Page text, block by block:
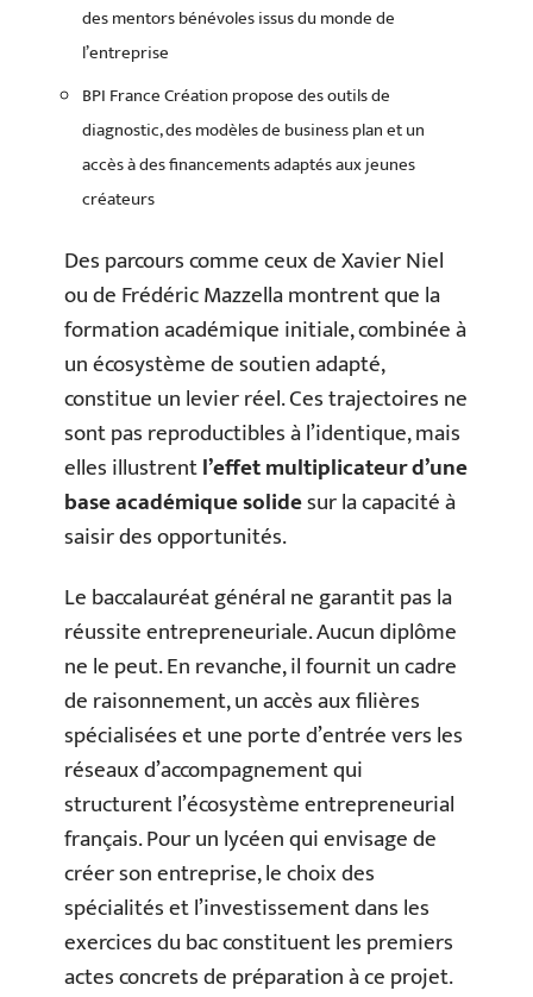
des mentors bénévoles issus du monde de
l’entreprise
BPI France Création propose des outils de
diagnostic, des modèles de business plan et un
accès à des financements adaptés aux jeunes
créateurs
Des parcours comme ceux de Xavier Niel
ou de Frédéric Mazzella montrent que la
formation académique initiale, combinée à
un écosystème de soutien adapté,
constitue un levier réel. Ces trajectoires ne
sont pas reproductibles à l’identique, mais
elles illustrentl’effet multiplicateur d’une
base académique solidesur la capacité à
saisir des opportunités.
Le baccalauréat général ne garantit pas la
réussite entrepreneuriale. Aucun diplôme
ne le peut. En revanche, il fournit un cadre
de raisonnement, un accès aux filières
spécialisées et une porte d’entrée vers les
réseaux d’accompagnement qui
structurent l’écosystème entrepreneurial
français. Pour un lycéen qui envisage de
créer son entreprise, le choix des
spécialités et l’investissement dans les
exercices du bac constituent les premiers
actes concrets de préparation à ce projet.